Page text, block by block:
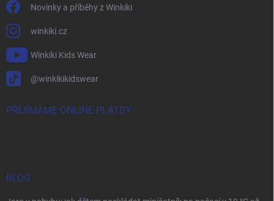
Novinky a příběhy z Winkiki
winkiki.cz
Winkiki Kids Wear
@winkikikidswear
PŘIJÍMÁME ONLINE PLATBY
BLOG